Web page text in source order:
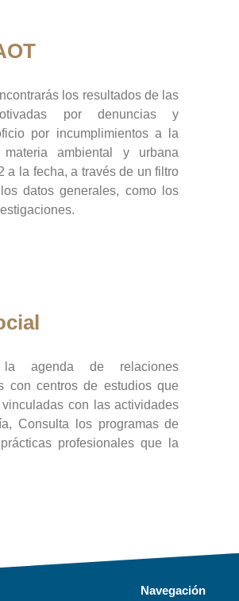
los resultados de las
por denuncias y
por incumplimientos a la
materia ambiental y urbana
a la fecha, a través de un filtro
datos generales, como los
agenda de relaciones
con centros de estudios que
con las actividades
Consulta los programas de
profesionales que la
Navegación